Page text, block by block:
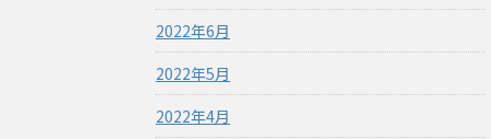
2022年6月
2022年5月
2022年4月